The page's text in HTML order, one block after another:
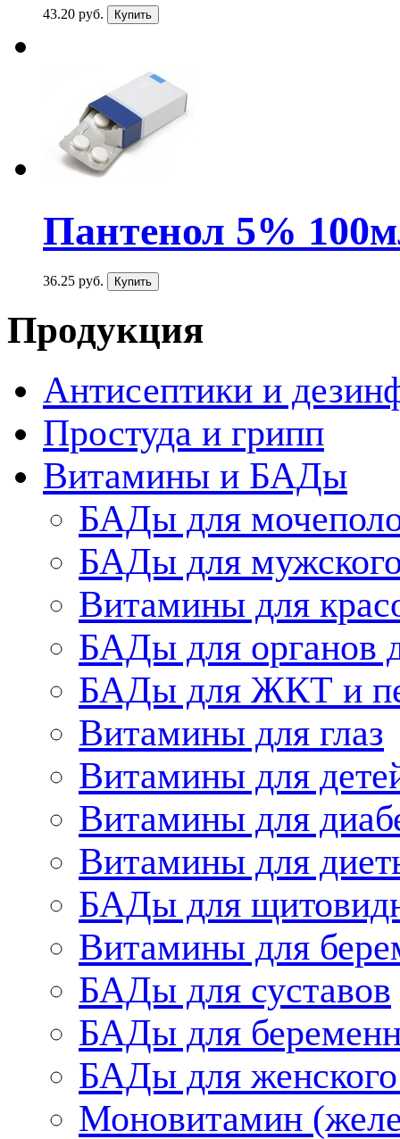
43.20 руб.
Пантенол 5%
36.25 руб.
Продукция
Антисептики и
Простуда и грипп
Витамины и БАДы
БАДы для
БАДы для
Витамины для
БАДы для органов
БАДы для ЖКТ и
Витамины для глаз
Витамины для
Витамины для
Витамины для
БАДы для
Витамины для
БАДы для суставов
БАДы для
БАДы для женского
Моновитамин